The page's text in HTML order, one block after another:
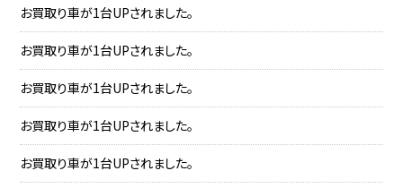
お買取り車が1台UPされました。
お買取り車が1台UPされました。
お買取り車が1台UPされました。
お買取り車が1台UPされました。
お買取り車が1台UPされました。